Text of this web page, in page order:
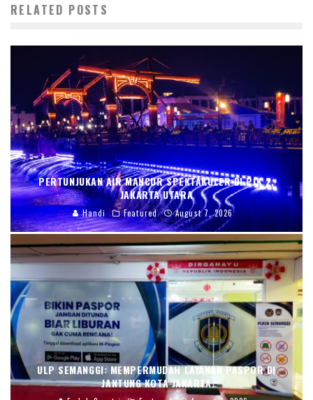
RELATED POSTS
PERTUNJUKAN AIR MANCUR SPEKTAKULER DI PIK 2,
JAKARTA UTARA
Handi Featured August 7, 2026
ULP SEMANGGI: MEMPERMUDAH LAYANAN PASPOR DI
JANTUNG KOTA JAKARTA